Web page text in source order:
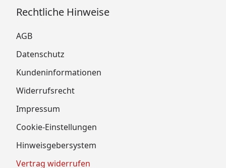
Rechtliche Hinweise
AGB
Datenschutz
Kundeninformationen
Widerrufsrecht
Impressum
Cookie-Einstellungen
Hinweisgebersystem
Vertrag widerrufen